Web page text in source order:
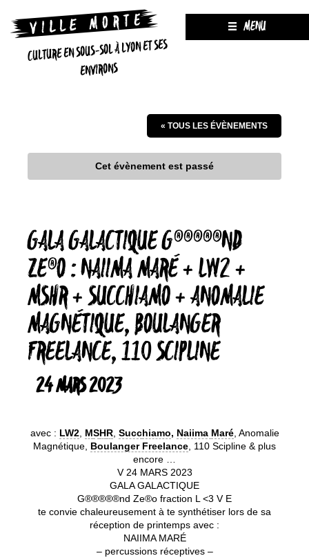
CULTURE EN SOUS-SOL À LYON ET SES
ENVIRONS
MENU
« TOUS LES ÉVÈNEMENTS
Cet évènement est passé
GALA GALACTIQUE G®®®®®ND
ZE®O : NAIIMA MARÉ + LW2 +
MSHR + SUCCHIAMO + ANOMALIE
MAGNÉTIQUE, BOULANGER
FREELANCE, 110 SCIPLINE
24 MARS 2023
avec : LW2, MSHR, Succhiamo, Naiima Maré, Anomalie
Magnétique, Boulanger Freelance , 110 Scipline & plus
encore …
V 24 MARS 2023
GALA GALACTIQUE
G®®®®®nd Ze®o fraction L <3 V E
te convie chaleureusement à te synthétiser lors de sa
réception de printemps avec :
NAIIMA MARÉ
– percussions réceptives –